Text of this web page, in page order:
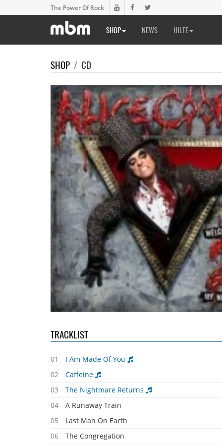
The Power Of Rock
SHOP NEWS HILFE
SHOP / CD
TRACKLIST
01
I Am Made Of You
02
Caffeine
03
The Nightmare Returns
04
A Runaway Train
05
Last Man On Earth
06
The Congregation